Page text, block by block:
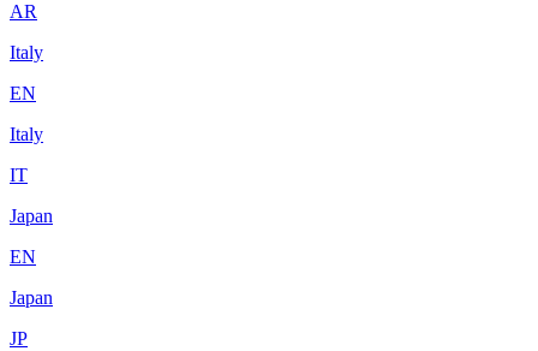
AR
Italy
EN
Italy
IT
Japan
EN
Japan
JP